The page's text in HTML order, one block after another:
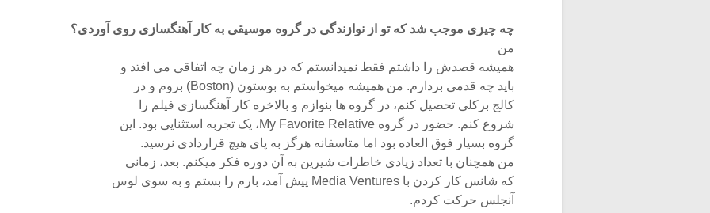
چه چیزی موجب شد که تو از نوازندگی در گروه موسیقی به کار آهنگسازی روی آوردی؟
من
همیشه قصدش را داشتم فقط نمیدانستم که در هر زمان چه اتفاقی می افتد و
باید چه قدمی بردارم. من همیشه میخواستم به بوستون (Boston) بروم و در
کالج برکلی تحصیل کنم، در گروه ها بنوازم و بالاخره کار آهنگسازی فیلم را
شروع کنم. حضور در گروه My Favorite Relative، یک تجربه استثنایی بود. این
گروه بسیار فوق العاده بود اما متاسفانه هرگز به پای هیچ قراردادی نرسید.
من همچنان با تعداد زیادی خاطرات شیرین به آن دوره فکر میکنم. بعد، زمانی
که شانس کار کردن با Media Ventures پیش آمد، بارم را بستم و به سوی لوس
آنجلس حرکت کردم.